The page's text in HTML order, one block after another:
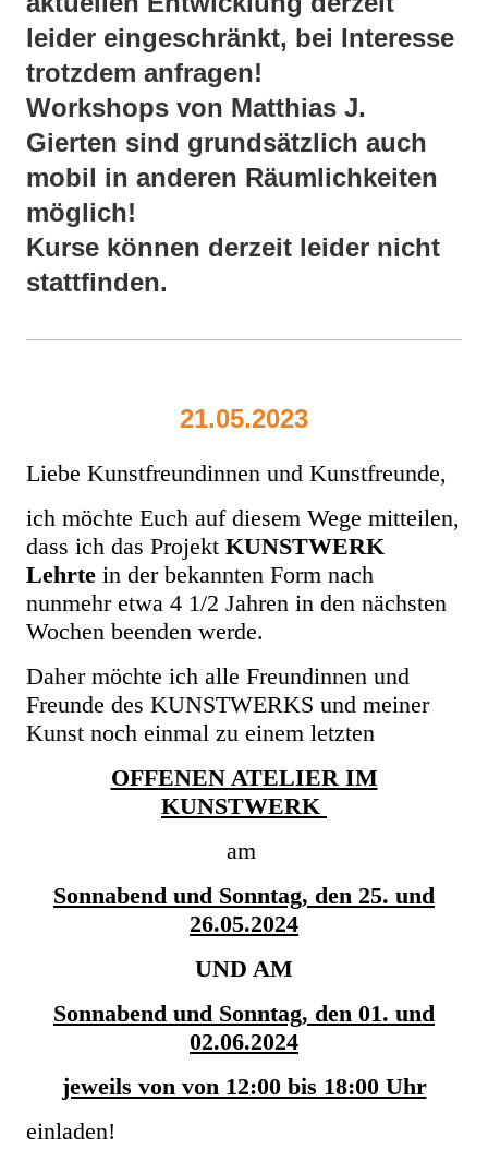
leider eingeschränkt, bei Interesse
trotzdem anfragen!
Workshops von Matthias J.
Gierten sind grundsätzlich auch
mobil in anderen Räumlichkeiten
möglich!
Kurse können derzeit leider nicht
stattfinden.
21.05.2023
Liebe Kunstfreundinnen und Kunstfreunde,
ich möchte Euch auf diesem Wege mitteilen,
dass ich das Projekt KUNSTWERK
Lehrte in der bekannten Form nach
nunmehr etwa 4 1/2 Jahren in den nächsten
Wochen beenden werde.
Daher möchte ich alle Freundinnen und
Freunde des KUNSTWERKS und meiner
Kunst noch einmal zu einem letzten
OFFENEN ATELIER IM
KUNSTWERK
am
Sonnabend und Sonntag, den 25. und
26.05.2024
UND AM
Sonnabend und Sonntag, den 01. und
02.06.2024
jeweils von von 12:00 bis 18:00 Uhr
einladen!